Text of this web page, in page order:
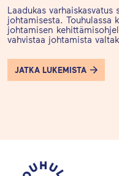
Laadukas
johtamisesta. Touhulassa
johtamisen
vahvistaa johtamista
JATKA LUKEMISTA